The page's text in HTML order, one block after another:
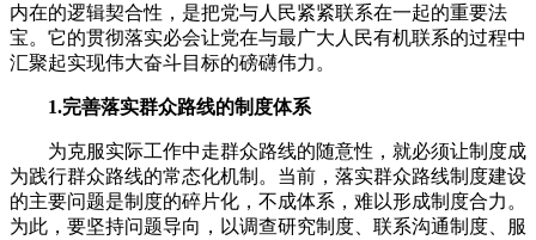
内在的逻辑契合性，是把党与人民紧紧联系在一起的重要法
宝。它的贯彻落实必会让党在与最广大人民有机联系的过程中
汇聚起实现伟大奋斗目标的磅礴伟力。
1.完善落实群众路线的制度体系
为克服实际工作中走群众路线的随意性，就必须让制度成
为践行群众路线的常态化机制。当前，落实群众路线制度建设
的主要问题是制度的碎片化，不成体系，难以形成制度合力。
为此，要坚持问题导向，以调查研究制度、联系沟通制度、服